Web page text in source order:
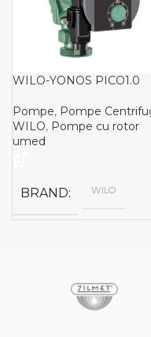
WILO-YONOS PICO1.0
Pompe, Pompe
WILO, Pompe cu rotor
umed
BRAND WILO